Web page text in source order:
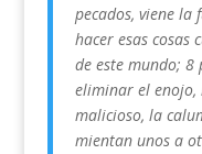
pecados, viene la
hacer esas cosas
de este mundo; 8
eliminar el
malicioso, la
mientan unos a